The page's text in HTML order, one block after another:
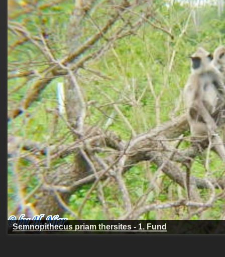
Semnopithecus priam thersites - 1. Fund